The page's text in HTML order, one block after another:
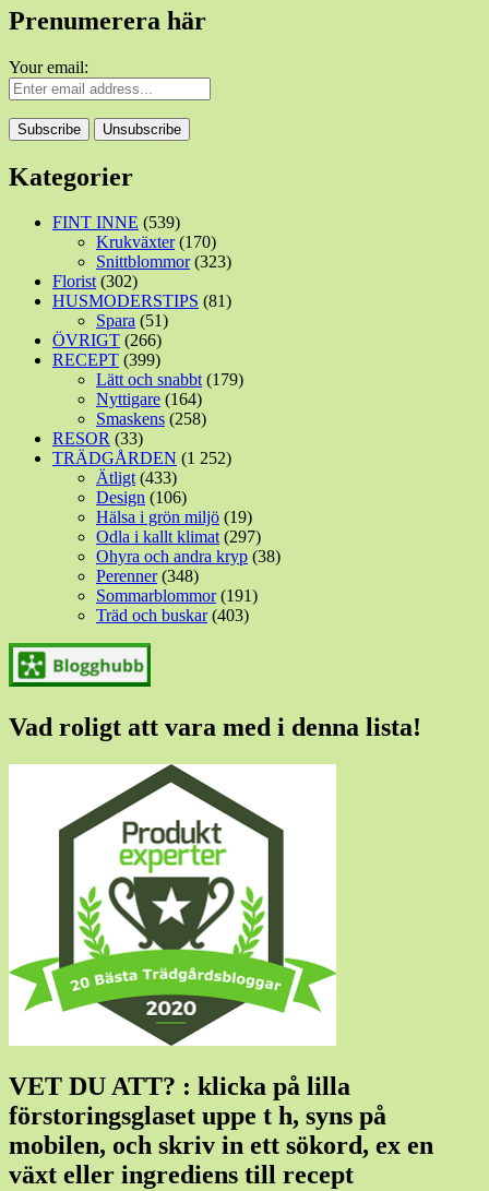
Prenumerera här
Your email:
Kategorier
FINT INNE (539)
Krukväxter(170)
Snittblommor(323)
Florist(302)
HUSMODERSTIPS (81)
Spara (51)
ÖVRIGT (266)
RECEPT (399)
Lätt och snabbt(179)
Nyttigare (164)
Smaskens (258)
RESOR (33)
TRÄDGÅRDEN (1 252)
Ätligt(433)
Design (106)
Hälsa i grön miljö (19)
Odla i kallt klimat(297)
Ohyra och andra kryp (38)
Perenner(348)
Sommarblommor(191)
Träd och buskar(403)
Vad roligt att vara med i denna lista!
VET DU ATT? : klicka på lilla
förstoringsglaset uppe t h, syns på
mobilen, och skriv in ett sökord, ex en
växt eller ingrediens till recept